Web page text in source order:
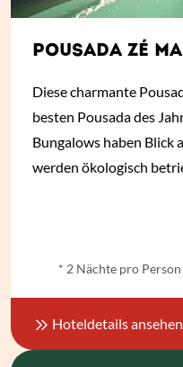
POUSADA ZÉ
Diese charmante
besten Pousada des
Bungalows haben Blick
werden ökologisch
* 2 Nächte pro
Hoteldetails ansehen